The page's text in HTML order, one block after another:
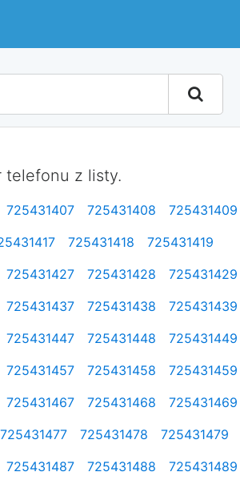
telefonu z listy.
725431407 725431408
725431409
725431418
725431419
725431427 725431428
725431429
725431437 725431438
725431439
725431447 725431448
725431449
725431457 725431458
725431459
725431467 725431468
725431469
725431477 725431478
725431479
725431487 725431488
725431489